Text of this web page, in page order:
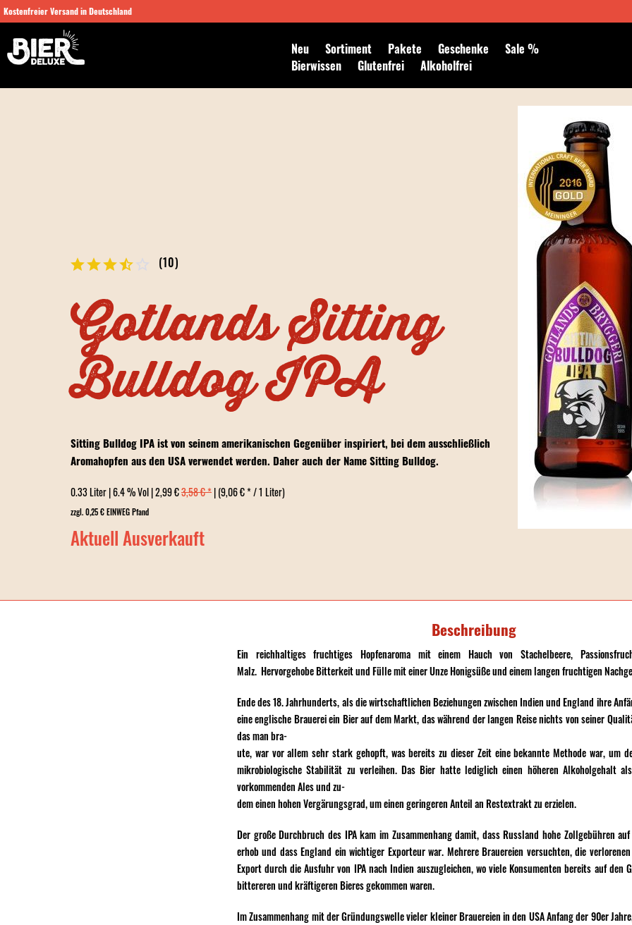
Kostenfreier Versand in Deutschland
Neu Sortiment Pakete Geschenke
Sale %
Bierwissen
Glutenfrei Alkoholfrei
Newsletter abonnieren
(10)
Gotlands Sitting
Bulldog IPA
Sitting Bulldog IPA ist von seinem amerikanischen Gegenüber inspiriert, bei dem ausschließlich
Aromahopfen aus den USA verwendet werden. Daher auch der Name Sitting Bulldog.
0.33 Liter | 6.4 % Vol | 2,99 €3,58 € *| (9,06 € * / 1 Liter)
zzgl. 0,25 € EINWEG Pfand
Aktuell Ausverkauft
Beschreibung
Ein reichhaltiges fruchtiges Hopfenaroma mit einem Hauch von Stachelbeere,
Malz. Hervorgehobe Bitterkeit und Fülle mit einer Unze Honigsüße und einem langen fruchtigen
Ende des 18. Jahrhunderts, als die wirtschaftlichen Beziehungen zwischen Indien und England ihre
eine englische Brauerei ein Bier auf dem Markt, das während der langen Reise nichts von seiner
das man bra-
ute, war vor allem sehr stark gehopft, was bereits zu dieser Zeit eine bekannte Methode war, um
mikrobiologische Stabilität zu verleihen. Das Bier hatte lediglich einen höheren Alkoholgehalt
vorkommenden Ales und zu-
dem einen hohen Vergärungsgrad, um einen geringeren Anteil an Restextrakt zu erzielen.
Der große Durchbruch des IPA kam im Zusammenhang damit, dass Russland hohe Zollgebühren
erhob und dass England ein wichtiger Exporteur war. Mehrere Brauereien versuchten, die
Export durch die Ausfuhr von IPA nach Indien auszugleichen, wo viele Konsumenten bereits auf den
bittereren und kräftigeren Bieres gekommen waren.
Im Zusammenhang mit der Gründungswelle vieler kleiner Brauereien in den USA Anfang der 90er